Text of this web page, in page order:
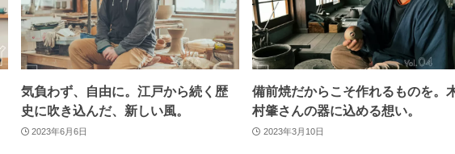
気負わず、自由に。江戸から続く歴
史に吹き込んだ、新しい風。
2023年6月6日
備前焼だからこそ作れるものを。
村肇さんの器に込める想い。
2023年3月10日